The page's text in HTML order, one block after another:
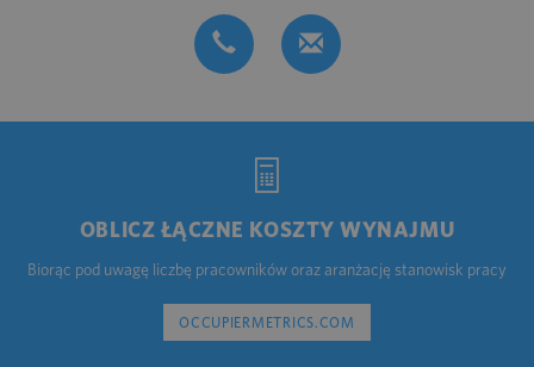
OBLICZ ŁĄCZNE KOSZTY WYNAJMU
Biorąc pod uwagę liczbę pracowników oraz aranżację stanowisk pracy
OCCUPIERMETRICS.COM